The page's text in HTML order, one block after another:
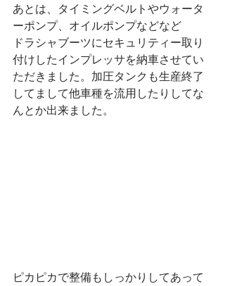
あとは、タイミングベルトやウォータ
ーポンプ、オイルポンプなどなど
ドラシャブーツにセキュリティー取り
付けしたインプレッサを納車させてい
ただきました。加圧タンクも生産終了
してまして他車種を流用したりしてな
んとか出来ました。
ピカピカで整備もしっかりしてあって